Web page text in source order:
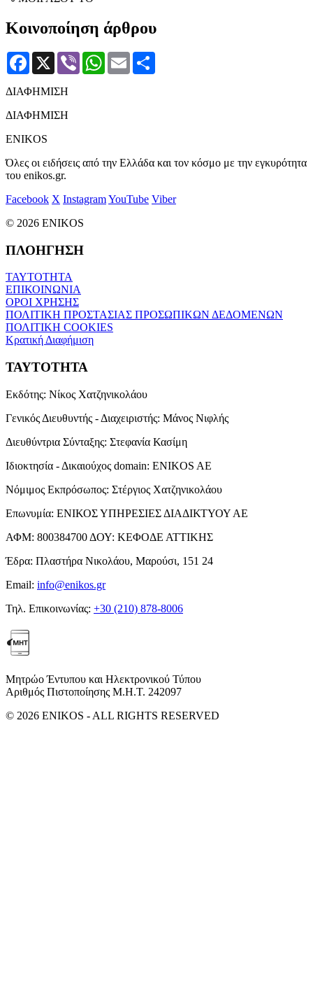
Κοινοποίηση άρθρου
Facebook
X Viber WhatsApp
Email
ΔΙΑΦΗΜΙΣΗ
ΔΙΑΦΗΜΙΣΗ
ENIKOS
Όλες οι ειδήσεις από την Ελλάδα και τον κόσμο με την εγκυρότητα
του enikos.gr.
Facebook X InstagramYouTube Viber
© 2026 ENIKOS
ΠΛΟΗΓΗΣΗ
ΤΑΥΤΟΤΗΤΑ
ΕΠΙΚΟΙΝΩΝΙΑ
ΟΡΟΙ ΧΡΗΣΗΣ
ΠΟΛΙΤΙΚΗ ΠΡΟΣΤΑΣΙΑΣ ΠΡΟΣΩΠΙΚΩΝ ΔΕΔΟΜΕΝΩΝ
ΠΟΛΙΤΙΚΗ COOKIES
Κρατική Διαφήμιση
ΤΑΥΤΟΤΗΤΑ
Εκδότης: Νίκος Χατζηνικολάου
Γενικός Διευθυντής - Διαχειριστής: Μάνος Νιφλής
Διευθύντρια Σύνταξης: Στεφανία Κασίμη
Ιδιοκτησία - Δικαιούχος domain: ENIKOS AE
Νόμιμος Εκπρόσωπος: Στέργιος Χατζηνικολάου
Επωνυμία: ΕΝΙΚΟΣ ΥΠΗΡΕΣΙΕΣ ΔΙΑΔΙΚΤΥΟΥ ΑΕ
ΑΦΜ: 800384700 ΔΟΥ: ΚΕΦΟΔΕ ΑΤΤΙΚΗΣ
Έδρα: Πλαστήρα Νικολάου, Μαρούσι, 151 24
Email: info@enikos.gr
Τηλ. Επικοινωνίας: +30 (210) 878-8006
Μητρώο Έντυπου και Ηλεκτρονικού Τύπου
Αριθμός Πιστοποίησης Μ.Η.Τ. 242097
© 2026 ENIKOS - ALL RIGHTS RESERVED